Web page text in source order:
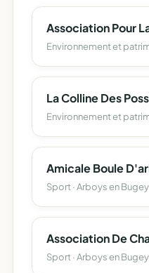
Environnement et
La Colline Des
Environnement et
Amicale Boule
Sport · Arboys en Bugey
Sport · Arboys en Bugey